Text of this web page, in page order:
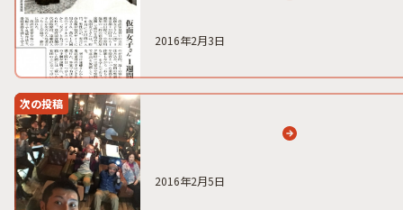
2016年2月3日
次の投稿
2016年2月5日